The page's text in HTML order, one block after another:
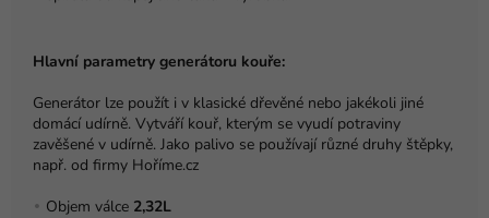
Hlavní parametry generátoru kouře:
Generátor lze použít i v klasické dřevěné nebo jakékoli jiné
domácí udírně. Vytváří kouř, kterým se vyudí potraviny
zavěšené v udírně. Jako palivo se používají různé druhy štěpky,
např. od firmy Hoříme.cz
Objem válce 2,32L